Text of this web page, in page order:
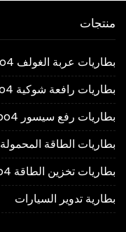
منتجات
بطاريات عربة الغولف lifepo4
بطاريات رافعة شوكية lifepo4
بطاريات رفع سيسور lifepo4
بطاريات الطاقة المحمولة lifepo4
بطاريات تخزين الطاقة lifepo4
بطارية تدوير السيارات